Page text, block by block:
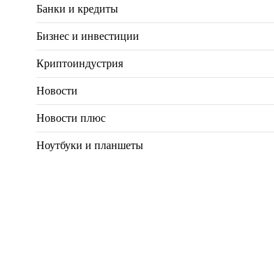
Банки и кредиты
Бизнес и инвестиции
Криптоиндустрия
Новости
Новости плюс
Ноутбуки и планшеты